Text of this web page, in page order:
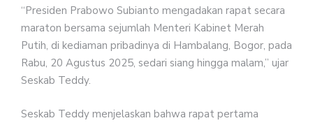
“Presiden Prabowo Subianto mengadakan rapat secara
maraton bersama sejumlah Menteri Kabinet Merah
Putih, di kediaman pribadinya di Hambalang, Bogor, pada
Rabu, 20 Agustus 2025, sedari siang hingga malam,” ujar
Seskab Teddy.
Seskab Teddy menjelaskan bahwa rapat pertama